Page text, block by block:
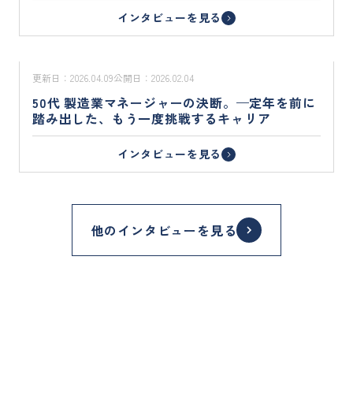
インタビューを見る
更新日： 2026.04.09公開日： 2026.02.04
50代 製造業マネージャーの決断。—定年を前に
踏み出した、もう一度挑戦するキャリア
インタビューを見る
他のインタビューを見る